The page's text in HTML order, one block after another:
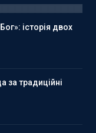
історія двох
за традиційні